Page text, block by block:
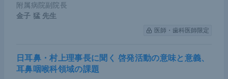
附属病院副院長
金子 猛 先生
医師・歯科医師限定
日耳鼻・村上理事長に聞く 啓発活動の意味と意義、
耳鼻咽喉科領域の課題